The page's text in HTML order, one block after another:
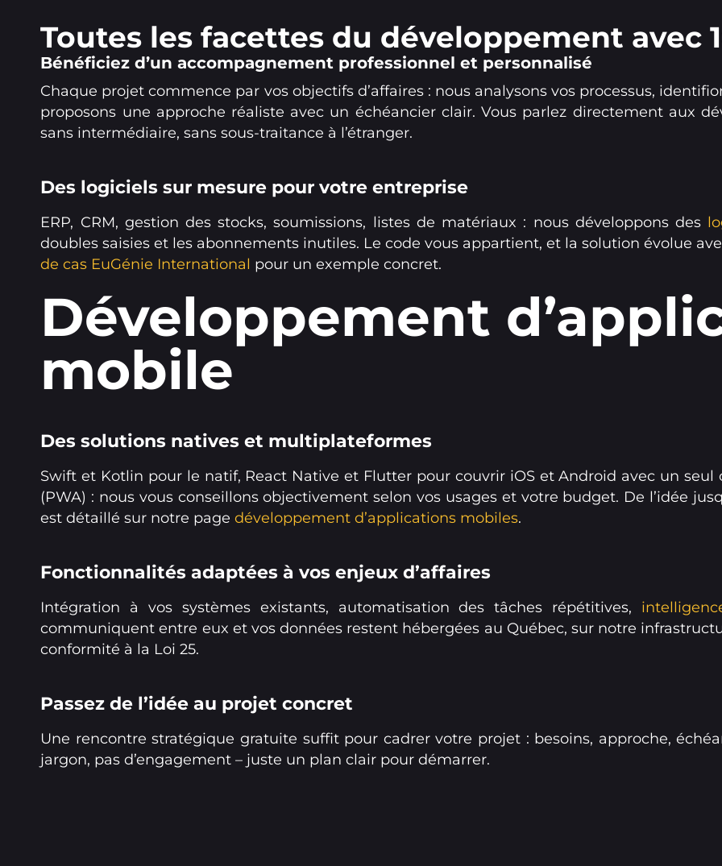
Toutes les facettes du développement avec
Bénéficiez d’un accompagnement professionnel et personnalisé
Chaque projet commence par vos objectifs d’affaires : nous analysons vos processus,
proposons une approche réaliste avec un échéancier clair. Vous parlez directement aux
sans intermédiaire, sans sous-traitance à l’étranger.
Des logiciels sur mesure pour votre entreprise
ERP, CRM, gestion des stocks, soumissions, listes de matériaux : nous développons des
doubles saisies et les abonnements inutiles. Le code vous appartient, et la solution évolue
de cas EuGénie International pour un exemple concret.
Développement
mobile
Des solutions natives et multiplateformes
Swift et Kotlin pour le natif, React Native et Flutter pour couvrir iOS et Android avec un seul
(PWA) : nous vous conseillons objectivement selon vos usages et votre budget. De l’idée
est détaillé sur notre pagedéveloppement d’applications mobiles.
Fonctionnalités adaptées à vos enjeux d’affaires
Intégration à vos systèmes existants, automatisation des tâches répétitives,
communiquent entre eux et vos données restent hébergées au Québec, sur notre
conformité à la Loi 25.
Passez de l’idée au projet concret
Une rencontre stratégique gratuite suffit pour cadrer votre projet : besoins, approche,
jargon, pas d’engagement – juste un plan clair pour démarrer.